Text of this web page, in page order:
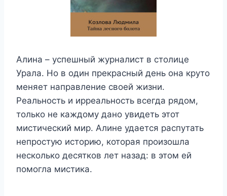
Алина – успешный журналист в столице
Урала. Но в один прекрасный день она круто
меняет направление своей жизни.
Реальность и ирреальность всегда рядом,
только не каждому дано увидеть этот
мистический мир. Алине удается распутать
непростую историю, которая произошла
несколько десятков лет назад: в этом ей
помогла мистика.